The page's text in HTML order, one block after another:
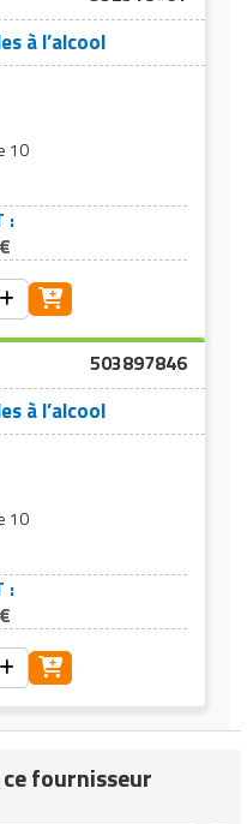
à l’alcool
10
:
503897846
à l’alcool
10
:
fournisseur